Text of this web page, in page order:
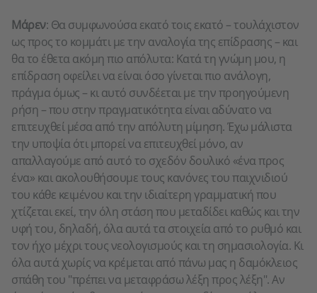
Μάρεν: Θα συμφωνούσα εκατό τοις εκατό – τουλάχιστον
ως προς το κομμάτι με την αναλογία της επίδρασης – και
θα το έθετα ακόμη πιο απόλυτα: Κατά τη γνώμη μου, η
επίδραση οφείλει να είναι όσο γίνεται πιο ανάλογη,
πράγμα όμως – κι αυτό συνδέεται με την προηγούμενη
ρήση – που στην πραγματικότητα είναι αδύνατο να
επιτευχθεί μέσα από την απόλυτη μίμηση. Έχω μάλιστα
την υποψία ότι μπορεί να επιτευχθεί μόνο, αν
απαλλαγούμε από αυτό το σχεδόν δουλικό «ένα προς
ένα» και ακολουθήσουμε τους κανόνες του παιχνιδιού
του κάθε κειμένου και την ιδιαίτερη γραμματική που
χτίζεται εκεί, την όλη στάση που μεταδίδει καθώς και την
υφή του, δηλαδή, όλα αυτά τα στοιχεία από το ρυθμό και
τον ήχο μέχρι τους νεολογισμούς και τη σημασιολογία. Κι
όλα αυτά χωρίς να κρέμεται από πάνω μας η δαμόκλειος
σπάθη του "πρέπει να μεταφράσω λέξη προς λέξη". Αν